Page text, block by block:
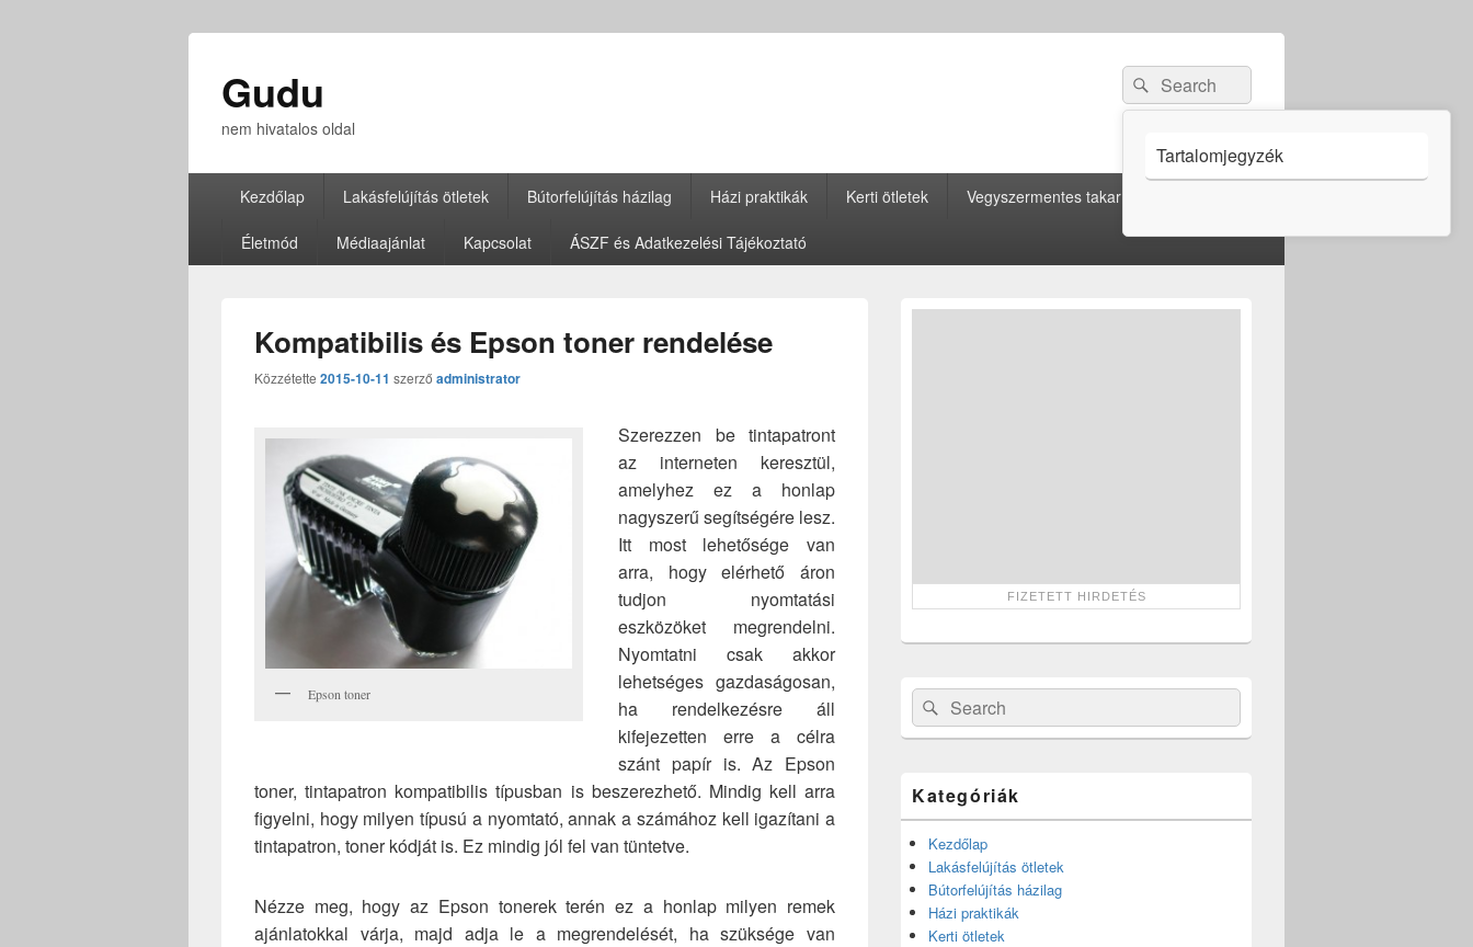
Gudu
nem hivatalos oldal
Search
for:
Search
Kezdőlap Lakásfelújítás ötletek Bútorfelújítás házilag Házi praktikák Kerti ötletek Vegyszermentes takarítás
Életmód Médiaajánlat Kapcsolat ÁSZF és Adatkezelési Tájékoztató
Kompatibilis és Epson toner rendelése
Közzétette 2015-10-11 szerző administrator
Epson toner
Szerezzen be tintapatront
az interneten keresztül,
amelyhez ez a honlap
nagyszerű segítségére lesz.
Itt most lehetősége van
arra, hogy elérhető áron
tudjon nyomtatási
eszközöket megrendelni.
Nyomtatni csak akkor
lehetséges gazdaságosan,
ha rendelkezésre áll
kifejezetten erre a célra
szánt papír is. Az Epson
toner, tintapatron kompatibilis típusban is beszerezhető. Mindig kell arra
figyelni, hogy milyen típusú a nyomtató, annak a számához kell igazítani a
tintapatron, toner kódját is. Ez mindig jól fel van tüntetve.
Nézze meg, hogy az Epson tonerek terén ez a honlap milyen remek
ajánlatokkal várja, majd adja le a megrendelését, ha szüksége van
Primary
Search
for:
Search
Kategóriák
Kezdőlap
Lakásfelújítás ötletek
Bútorfelújítás házilag
Házi praktikák
Kerti ötletek
Tartalomjegyzék